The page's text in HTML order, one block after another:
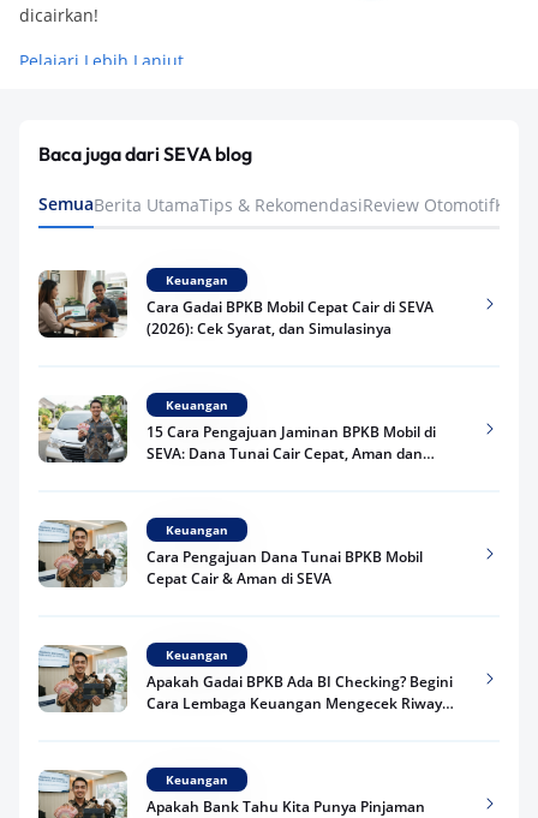
dicairkan!
Pelajari Lebih Lanjut
Baca juga dari SEVA blog
SemuaBerita UtamaTips & RekomendasiReview Otomotif
Keuangan
Cara Gadai BPKB Mobil Cepat Cair di SEVA
(2026): Cek Syarat, dan Simulasinya
Keuangan
15 Cara Pengajuan Jaminan BPKB Mobil di
SEVA: Dana Tunai Cair Cepat, Aman dan
Keuangan
Cara Pengajuan Dana Tunai BPKB Mobil
Cepat Cair & Aman di SEVA
Keuangan
Apakah Gadai BPKB Ada BI Checking? Begini
Cara Lembaga Keuangan Mengecek Riwayat
Keuangan
Apakah Bank Tahu Kita Punya Pinjaman